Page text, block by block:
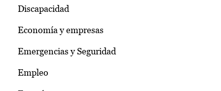
Discapacidad
Economía y empresas
Emergencias y Seguridad
Empleo